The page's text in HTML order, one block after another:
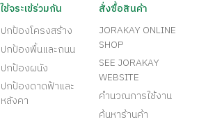
ใช้จระเข้ร่วมกัน
ปกป้องโครงสร้าง
ปกป้องพื้นและถนน
ปกป้องผนัง
ปกป้องดาดฟ้าและ
หลังคา
สั่งซื้อสินค้า
JORAKAY ONLINE
SHOP
SEE JORAKAY
WEBSITE
คำนวณการใช้งาน
ค้นหาร้านค้า